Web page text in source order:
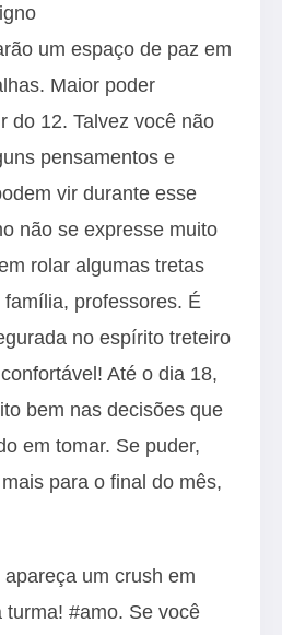
um espaço de paz em
Maior poder
do 12. Talvez você não
pensamentos e
vir durante esse
não se expresse muito
rolar algumas tretas
professores. É
no espírito treteiro
Até o dia 18,
bem nas decisões que
em tomar. Se puder,
para o final do mês,
um crush em
#amo. Se você